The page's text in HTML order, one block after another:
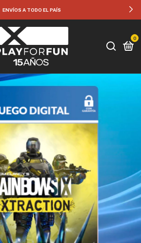
ENVÍOS A TODO EL PAÍS
0